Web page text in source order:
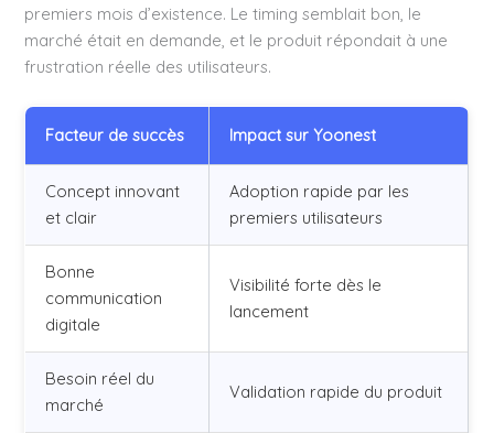
premiers mois d’existence. Le timing semblait bon, le
marché était en demande, et le produit répondait à une
frustration réelle des utilisateurs.
Facteur de succès Impact sur Yoonest
Concept innovant
et clair
Adoption rapide par les
premiers utilisateurs
Bonne
communication
digitale
Visibilité forte dès le
lancement
Besoin réel du
marché
Validation rapide du produit